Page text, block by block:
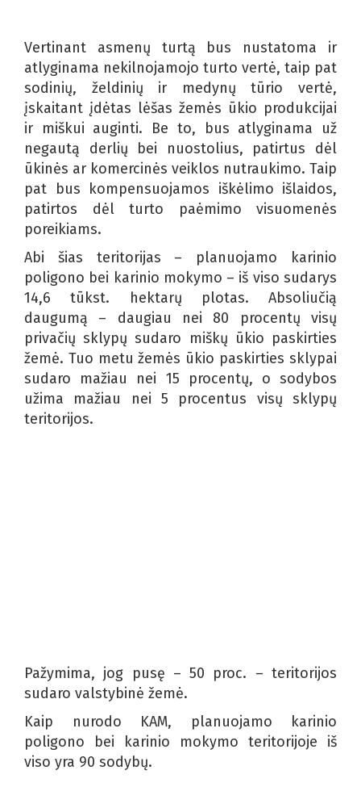
Vertinant asmenų turtą bus nustatoma ir
atlyginama nekilnojamojo turto vertė, taip pat
sodinių, želdinių ir medynų tūrio vertė,
įskaitant įdėtas lėšas žemės ūkio produkcijai
ir miškui auginti. Be to, bus atlyginama už
negautą derlių bei nuostolius, patirtus dėl
ūkinės ar komercinės veiklos nutraukimo. Taip
pat bus kompensuojamos iškėlimo išlaidos,
patirtos dėl turto paėmimo visuomenės
poreikiams.
Abi šias teritorijas – planuojamo karinio
poligono bei karinio mokymo – iš viso sudarys
14,6 tūkst. hektarų plotas. Absoliučią
daugumą – daugiau nei 80 procentų visų
privačių sklypų sudaro miškų ūkio paskirties
žemė. Tuo metu žemės ūkio paskirties sklypai
sudaro mažiau nei 15 procentų, o sodybos
užima mažiau nei 5 procentus visų sklypų
teritorijos.
Pažymima, jog pusę – 50 proc. – teritorijos
sudaro valstybinė žemė.
Kaip nurodo KAM, planuojamo karinio
poligono bei karinio mokymo teritorijoje iš
viso yra 90 sodybų.